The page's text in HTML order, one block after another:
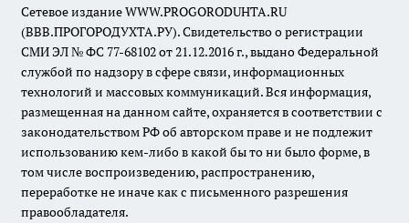
Сетевое издание WWW.PROGORODUHTA.RU
(ВВВ.ПРОГОРОДУХТА.РУ). Свидетельство о регистрации
СМИ ЭЛ № ФС 77-68102 от 21.12.2016 г., выдано Федеральной
службой по надзору в сфере связи, информационных
технологий и массовых коммуникаций. Вся информация,
размещенная на данном сайте, охраняется в соответствии с
законодательством РФ об авторском праве и не подлежит
использованию кем-либо в какой бы то ни было форме, в
том числе воспроизведению, распространению,
переработке не иначе как с письменного разрешения
правообладателя.